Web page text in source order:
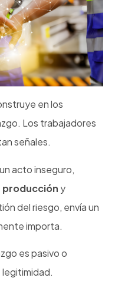
en los
Los trabajadores
señales.
acto inseguro,
producción y
del riesgo, envía un
importa.
es pasivo o